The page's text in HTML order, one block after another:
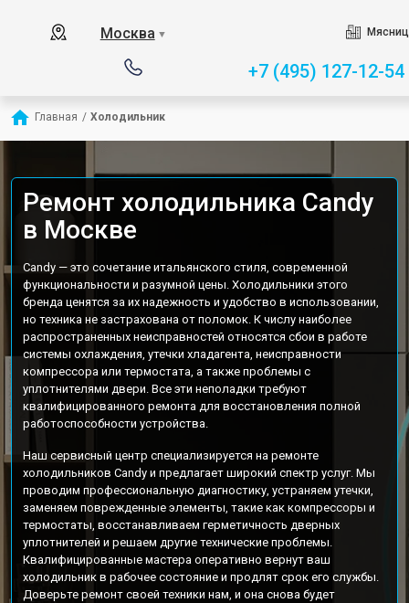
Москва ▼
+7 (495) 127-12-54
Главная / Холодильник
Ремонт холодильника Candy
в Москве
Candy — это сочетание итальянского стиля, современной
функциональности и разумной цены. Холодильники этого
бренда ценятся за их надежность и удобство в использовании,
но техника не застрахована от поломок. К числу наиболее
распространенных неисправностей относятся сбои в работе
системы охлаждения, утечки хладагента, неисправности
компрессора или термостата, а также проблемы с
уплотнителями двери. Все эти неполадки требуют
квалифицированного ремонта для восстановления полной
работоспособности устройства.
Наш сервисный центр специализируется на ремонте
холодильников Candy и предлагает широкий спектр услуг. Мы
проводим профессиональную диагностику, устраняем утечки,
заменяем поврежденные элементы, такие как компрессоры и
термостаты, восстанавливаем герметичность дверных
уплотнителей и решаем другие технические проблемы.
Квалифицированные мастера оперативно вернут ваш
холодильник в рабочее состояние и продлят срок его службы.
Доверьте ремонт своей техники нам, и она снова будет